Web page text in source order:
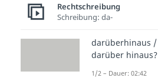
Rechtschreibung
Schreibung: da-
darüberhinaus /
darüber hinaus?
1/2 – Dauer: 02:42